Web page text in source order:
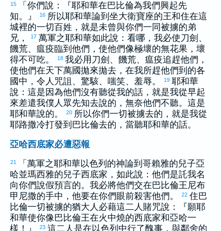
15 「你們說：『耶和華在 巴比倫為我們興起先
知。』
16 所以耶和華論到坐大衛寶座的王和住在這
城裡的一切百姓，就是未曾與你們一同被擄的弟
兄，
17 萬軍之耶和華如此說：看哪，我必使刀劍、
饑荒、瘟疫臨到他們，使他們像極壞的無花果，壞
得不可吃。
18 我必用刀劍、饑荒、瘟疫追趕他們，
使他們在天下萬國拋來拋去，在我所趕他們到的各
國中，令人咒詛、驚駭、嗤笑、羞辱。
19 耶和華
說：這是因為他們沒有聽從我的話，就是我從早起
來差遣我僕人眾先知去說的，無奈他們不聽。這是
耶和華說的。
20 所以你們一切被擄去的，就是我從
耶路撒冷打發到 巴比倫去的，當聽耶和華的話。
亞哈西底家必遭惡報
21 「萬軍之耶和華以色列 的神論到 哥賴雅的兒子亞
哈並瑪西雅的兒子西底家 ，如此說：他們是託我名
向你們說假預言的。我必將他們交在 巴比倫王尼布
甲尼撒的手中，他要在你們眼前殺害他們。 22 住 巴
比倫一切被擄的猶大 人必藉這二人賭咒說：『願耶
和華使你像 巴比倫王在火中燒的西底家和亞哈一
樣！』
23 這二人是在以色列 中行了醜事，與鄰舍的